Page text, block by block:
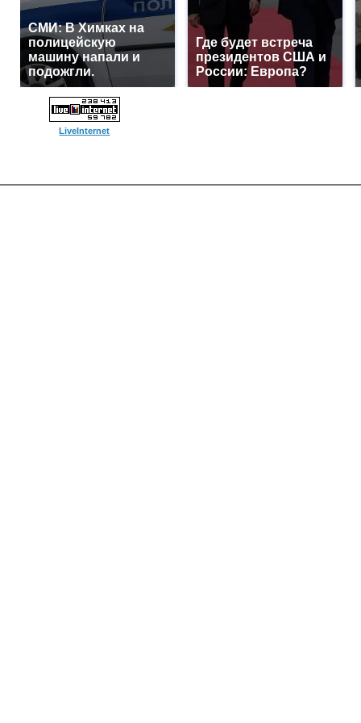
СМИ: В Химках на
полицейскую
машину напали и
подожгли.
Где будет встреча
президентов США и
России: Европа?
LiveInternet